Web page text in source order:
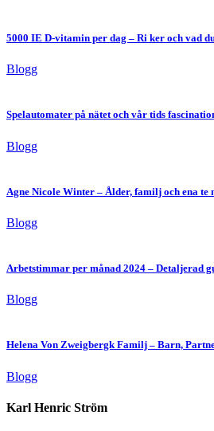
5000 IE D-vitamin per dag – Ri ker och vad
Blogg
Spelautomater på nätet och vår tids
Blogg
Agne Nicole Winter – Ålder, familj och ena te
Blogg
Arbetstimmar per månad 2024 – Detaljerad
Blogg
Helena Von Zweigbergk Familj – Barn,
Blogg
Karl Henric Ström